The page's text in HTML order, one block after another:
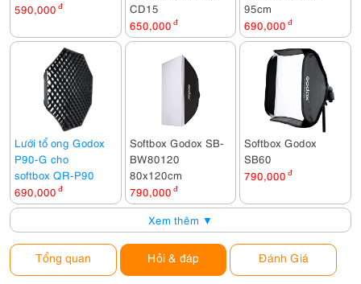
590,000 đ
CD15
650,000 đ
95cm
690,000 đ
Lưới tổ ong Godox
P90-G cho
softbox QR-P90
690,000 đ
Softbox Godox SB-
BW80120
80x120cm
790,000 đ
Softbox Godox
SB60
790,000 đ
Xem thêm ▼
Tổng quan Hỏi & đáp Đánh Giá